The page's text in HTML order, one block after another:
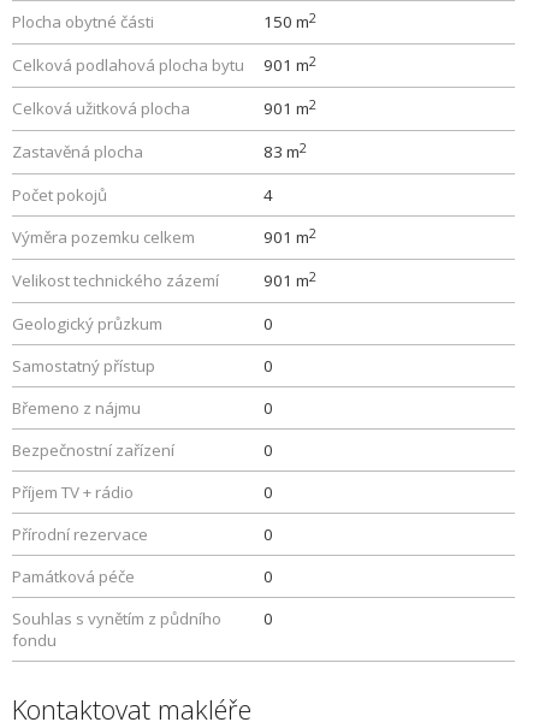
Plocha obytné části
150 m2
Celková podlahová plocha bytu 901 m2
Celková užitková plocha 901 m2
Zastavěná plocha 83 m2
Počet pokojů
4
Výměra pozemku celkem
901 m2
Velikost technického zázemí 901 m2
Geologický průzkum
0
Samostatný přístup
0
Břemeno z nájmu
0
Bezpečnostní zařízení
0
Příjem TV + rádio
0
Přírodní rezervace
0
Památková péče
0
Souhlas s vynětím z půdního
fondu
0
Kontaktovat makléře